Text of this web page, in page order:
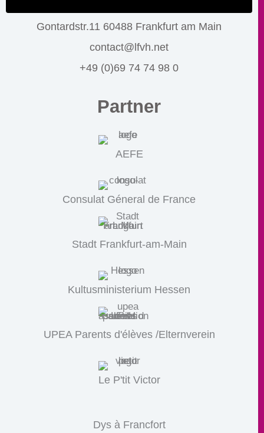
Gontardstr.11 60488 Frankfurt am Main
contact@lfvh.net
+49 (0)69 74 74 98 0
Partner
AEFE
Consulat Géneral de France
Stadt Frankfurt-am-Main
Kultusministerium Hessen
UPEA Parents d'élèves /Elternverein
Le P'tit Victor
Dys à Francfort